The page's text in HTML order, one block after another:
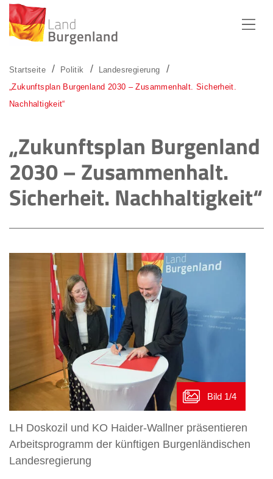
Startseite Politik
Landesregierung
„Zukunftsplan Burgenland 2030 – Zusammenhalt. Sicherheit.
Nachhaltigkeit“
„Zukunftsplan Burgenland
2030 – Zusammenhalt.
Sicherheit. Nachhaltigkeit“
LH Doskozil und KO Haider-Wallner präsentieren
Arbeitsprogramm der künftigen Burgenländischen
Landesregierung